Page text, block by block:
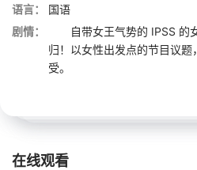
语言：
国语
剧情：
自带女王气势的 IPSS 的
归！以女性出发点的节目议
受。
在线观看